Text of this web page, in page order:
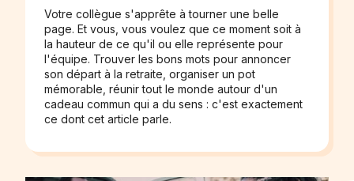
Votre collègue s'apprête à tourner une belle
page. Et vous, vous voulez que ce moment soit à
la hauteur de ce qu'il ou elle représente pour
l'équipe. Trouver les bons mots pour annoncer
son départ à la retraite, organiser un pot
mémorable, réunir tout le monde autour d'un
cadeau commun qui a du sens : c'est exactement
ce dont cet article parle.